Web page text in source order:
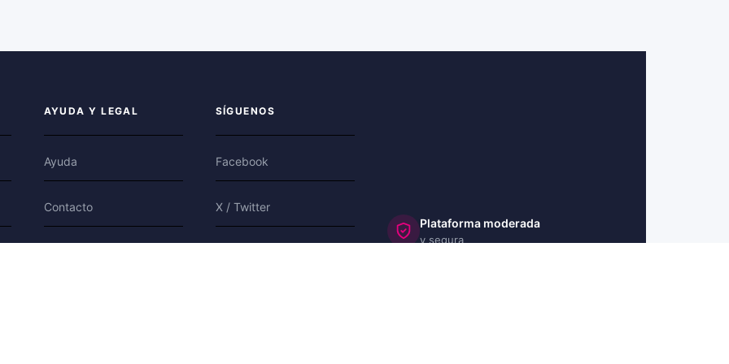
AYUDA Y LEGAL
Ayuda
Contacto
SÍGUENOS
Facebook
X / Twitter
Plataforma moderada
y segura